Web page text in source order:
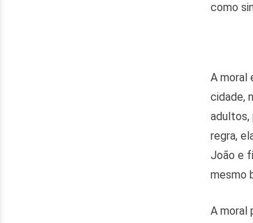
como
A moral
cidade,
adultos,
regra,
João e
mesmo
A moral